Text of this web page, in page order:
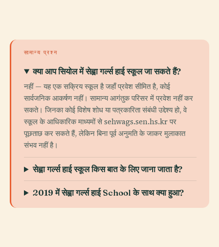
सामान्य प्रश्न
क्या आप सियोल में सेह्वा गर्ल्स हाई स्कूल जा सकते हैं?
नहीं — यह एक सक्रिय स्कूल है जहाँ प्रवेश सीमित है, कोई
सार्वजनिक आकर्षण नहीं। सामान्य आगंतुक परिसर में प्रवेश नहीं कर
सकते। जिनका कोई विशेष शोध या पत्रकारिता संबंधी उद्देश्य हो, वे
स्कूल के आधिकारिक माध्यमों से sehwags.sen.hs.kr पर
पूछताछ कर सकते हैं, लेकिन बिना पूर्व अनुमति के जाकर मुलाकात
संभव नहीं है।
सेह्वा गर्ल्स हाई स्कूल किस बात के लिए जाना जाता है?
2019 में सेह्वा गर्ल्स हाई School के साथ क्या हुआ?